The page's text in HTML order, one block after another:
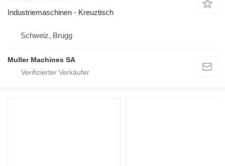
Industriemaschinen - Kreuztisch
Schweiz, Brugg
Muller Machines SA